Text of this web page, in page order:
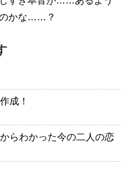
のかな……？
成！
らわかった今の二人の恋